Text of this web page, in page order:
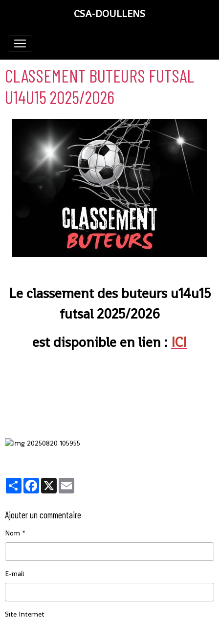
CSA-DOULLENS
CLASSEMENT BUTEURS FUTSAL
U14U15 2025/2026
Le classement des buteurs u14u15
futsal 2025/2026
est disponible en lien : ICI
PartagerFacebook
X
Ajouter un commentaire
Nom
E-mail
Site Internet